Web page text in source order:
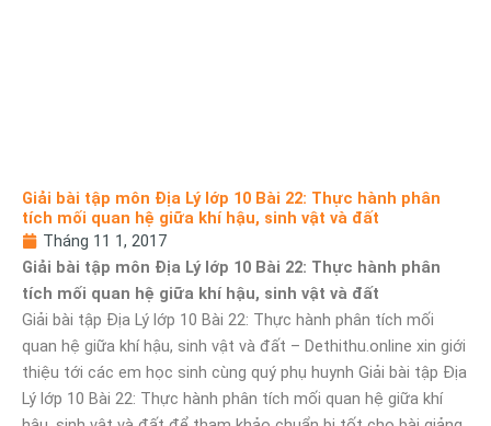
Giải bài tập môn Địa Lý lớp 10 Bài 22: Thực hành phân
tích mối quan hệ giữa khí hậu, sinh vật và đất
Tháng 11 1, 2017
Giải bài tập môn Địa Lý lớp 10 Bài 22: Thực hành phân
tích mối quan hệ giữa khí hậu, sinh vật và đất
Giải bài tập Địa Lý lớp 10 Bài 22: Thực hành phân tích mối
quan hệ giữa khí hậu, sinh vật và đất – Dethithu.online xin giới
thiệu tới các em học sinh cùng quý phụ huynh Giải bài tập Địa
Lý lớp 10 Bài 22: Thực hành phân tích mối quan hệ giữa khí